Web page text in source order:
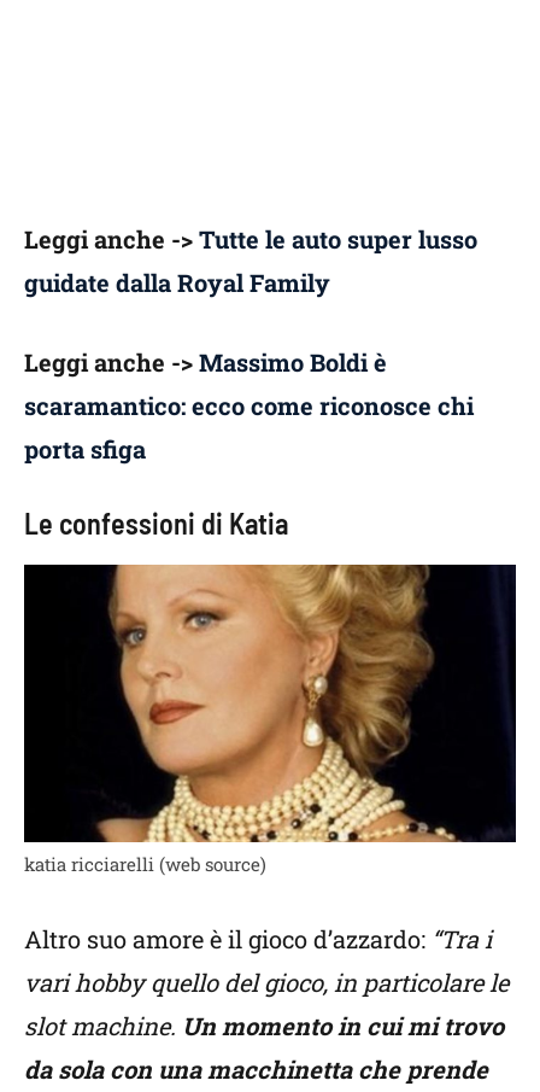
Leggi anche ->Tutte le auto super lusso
guidate dalla Royal Family
Leggi anche ->Massimo Boldi è
scaramantico: ecco come riconosce chi
porta sfiga
Le confessioni di Katia
katia ricciarelli (web source)
Altro suo amore è il gioco d’azzardo: “Tra i
vari hobby quello del gioco, in particolare le
slot machine. Un momento in cui mi trovo
da sola con una macchinetta che prende